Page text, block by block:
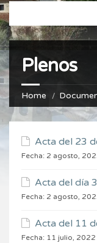
Plenos
Home
Acta del 23
Fecha: 2 agosto,
Acta del día
Fecha: 2 agosto,
Acta del 11
Fecha: 11 julio, 2022